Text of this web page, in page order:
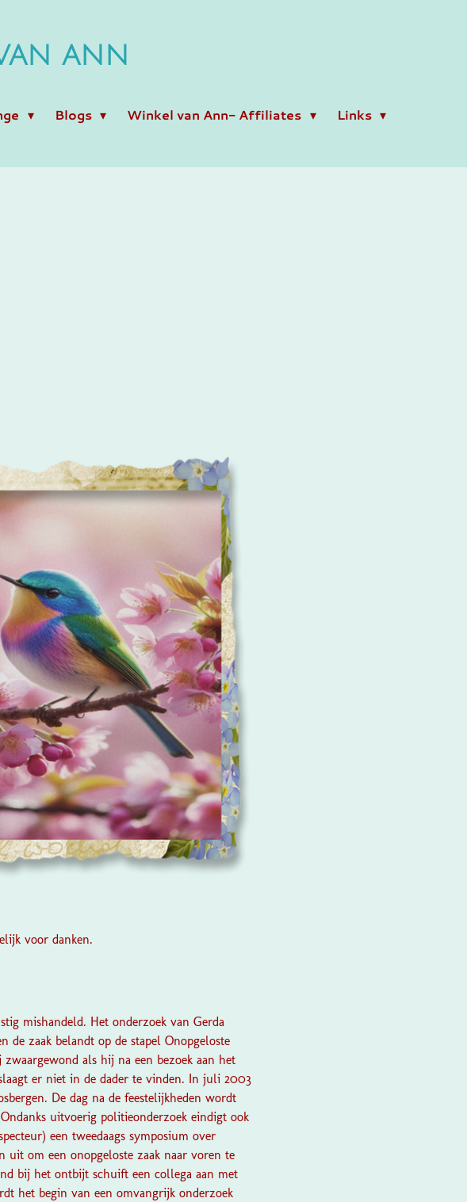
ANN
Blogs Winkel van Ann- Affiliates
Links
voor danken.
mishandeld. Het onderzoek van Gerda
de zaak belandt op de stapel Onopgeloste
als hij na een bezoek aan het
er niet in de dader te vinden. In juli 2003
De dag na de feestelijkheden wordt
uitvoerig politieonderzoek eindigt ook
een tweedaags symposium over
uit om een onopgeloste zaak naar voren te
bij het ontbijt schuift een collega aan met
het begin van een omvangrijk onderzoek